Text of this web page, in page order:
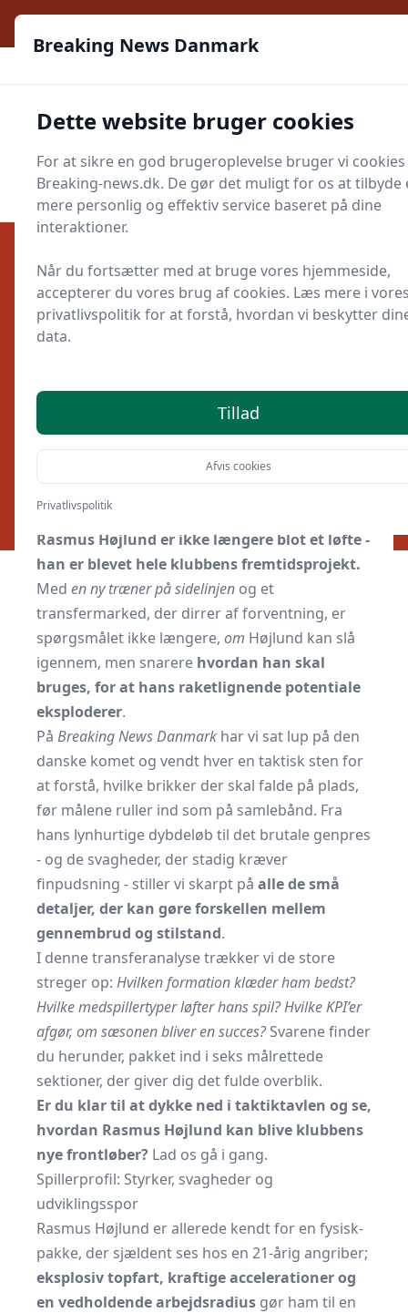
Breaking News
Søg
Udgivet iSporten
Transferanalyse: Rasmus Højlunds
AfBreaking-news.dk 18. marts 2026
Maskinlæring-genereret Indhold
Rasmus Højlund er ikke længere blot et løfte -
han er blevet hele klubbens fremtidsprojekt.
Med en ny træner på sidelinjen og et
transfermarked, der dirrer af forventning, er
spørgsmålet ikke længere, om Højlund kan slå
igennem, men snarere hvordan han skal
bruges, for at hans raketlignende potentiale
eksploderer.
På Breaking News Danmark har vi sat lup på den
danske komet og vendt hver en taktisk sten for
at forstå, hvilke brikker der skal falde på plads,
før målene ruller ind som på samlebånd. Fra
hans lynhurtige dybdeløb til det brutale genpres
- og de svagheder, der stadig kræver
finpudsning - stiller vi skarpt på alle de små
detaljer, der kan gøre forskellen mellem
gennembrud og stilstand.
I denne transferanalyse trækker vi de store
streger op: Hvilken formation klæder ham bedst?
Hvilke medspillertyper løfter hans spil? Hvilke KPI’er
afgør, om sæsonen bliver en succes?Svarene finder
du herunder, pakket ind i seks målrettede
sektioner, der giver dig det fulde overblik.
Er du klar til at dykke ned i taktiktavlen og se,
hvordan Rasmus Højlund kan blive klubbens
nye frontløber? Lad os gå i gang.
Spillerprofil: Styrker, svagheder og
udviklingsspor
Rasmus Højlund er allerede kendt for en fysisk-
pakke, der sjældent ses hos en 21-årig angriber;
eksplosiv topfart, kraftige accelerationer og
en vedholdende arbejdsradius gør ham til en
Breaking News Danmark
Dette website bruger cookies
For at sikre en god brugeroplevelse bruger vi
Breaking-news.dk. De gør det muligt for os at tilbyde
mere personlig og effektiv service baseret på dine
interaktioner.
Når du fortsætter med at bruge vores hjemmeside,
accepterer du vores brug af cookies. Læs mere i
privatlivspolitik for at forstå, hvordan vi beskytter
data.
Tillad
Afvis cookies
Privatlivspolitik